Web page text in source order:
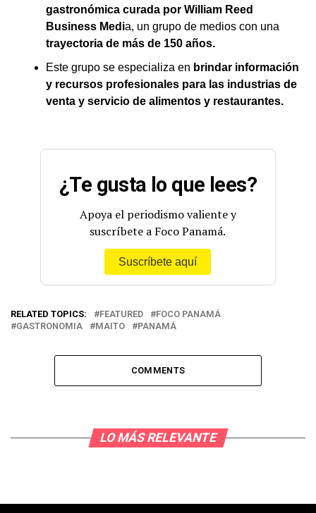
gastronómica curada por William Reed
Business Media, un grupo de medios con una
trayectoria de más de 150 años.
Este grupo se especializa en brindar información
y recursos profesionales para las industrias de
venta y servicio de alimentos y restaurantes.
¿Te gusta lo que lees?
Apoya el periodismo valiente y
suscríbete a Foco Panamá.
Suscríbete aquí
RELATED TOPICS: FEATURED
FOCO PANAMÁ
GASTRONOMIA
MAITO PANAMÁ
COMMENTS
LO MÁS RELEVANTE